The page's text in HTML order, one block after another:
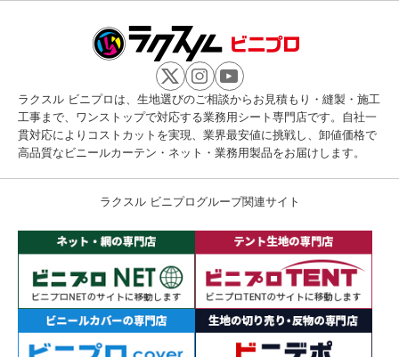
ラクスル ビニプロは、生地選びのご相談からお見積もり・縫製・施工
工事まで、ワンストップで対応する業務用シート専門店です。自社一
貫対応によりコストカットを実現、業界最安値に挑戦し、卸値価格で
高品質なビニールカーテン・ネット・業務用製品をお届けします。
ラクスル ビニプログループ関連サイト